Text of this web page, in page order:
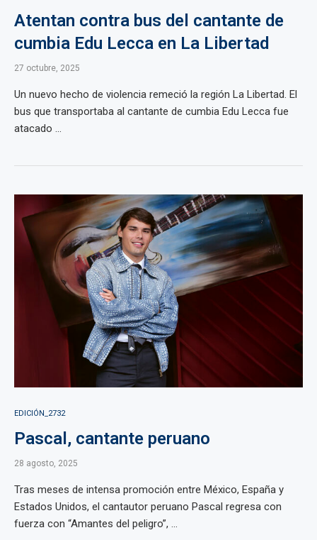
Atentan contra bus del cantante de
cumbia Edu Lecca en La Libertad
27 octubre, 2025
Un nuevo hecho de violencia remeció la región La Libertad. El
bus que transportaba al cantante de cumbia Edu Lecca fue
atacado ...
EDICIÓN_2732
Pascal, cantante peruano
28 agosto, 2025
Tras meses de intensa promoción entre México, España y
Estados Unidos, el cantautor peruano Pascal regresa con
fuerza con “Amantes del peligro”, ...